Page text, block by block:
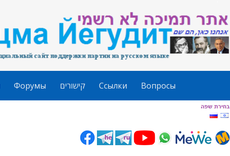
Форумы קישורים Ссылки Вопросы